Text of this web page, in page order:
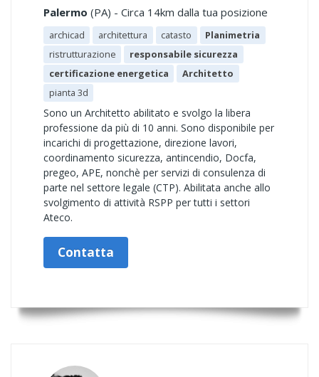
Palermo (PA) - Circa 14km dalla tua posizione
archicad architettura catasto
Planimetria
ristrutturazione
responsabile sicurezza
certificazione energetica
Architetto
pianta 3d
Sono un Architetto abilitato e svolgo la libera
professione da più di 10 anni. Sono disponibile per
incarichi di progettazione, direzione lavori,
coordinamento sicurezza, antincendio, Docfa,
pregeo, APE, nonchè per servizi di consulenza di
parte nel settore legale (CTP). Abilitata anche allo
svolgimento di attività RSPP per tutti i settori
Ateco.
Contatta